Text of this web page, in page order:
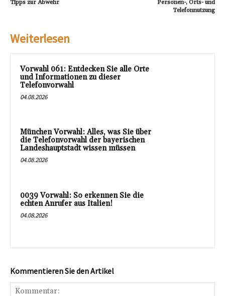
Tipps zur Abwehr
Personen-, Orts- und
Telefonnutzung
Weiterlesen
Vorwahl 061: Entdecken Sie alle Orte
und Informationen zu dieser
Telefonvorwahl
04.08.2026
München Vorwahl: Alles, was Sie über
die Telefonvorwahl der bayerischen
Landeshauptstadt wissen müssen
04.08.2026
0039 Vorwahl: So erkennen Sie die
echten Anrufer aus Italien!
04.08.2026
Kommentieren Sie den Artikel